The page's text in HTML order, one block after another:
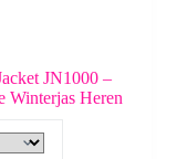
JN1000 –
Winterjas Heren